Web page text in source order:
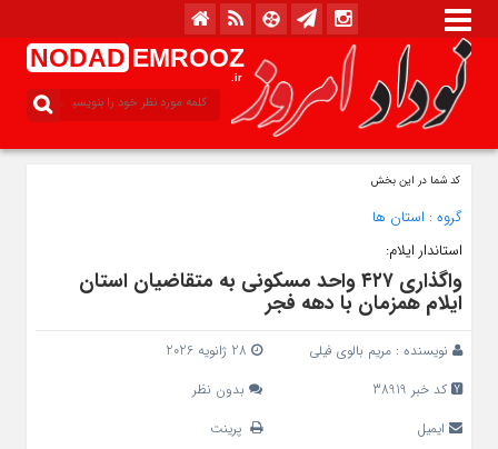
NODAD EMROOZ
.ir
کد شما در این بخش
گروه : استان ها
استاندار ایلام:
واگذاری ۴۲۷ واحد مسکونی به متقاضیان استان
ایلام همزمان با دهه فجر
نویسنده : مریم بالوی فیلی
کد خبر 38919
بدون نظر
ایمیل
پرینت